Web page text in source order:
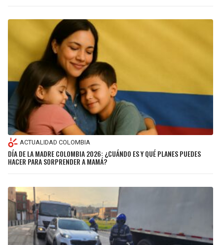
ACTUALIDAD COLOMBIA
DÍA DE LA MADRE COLOMBIA 2026: ¿CUÁNDO ES Y QUÉ PLANES PUEDES
HACER PARA SORPRENDER A MAMÁ?